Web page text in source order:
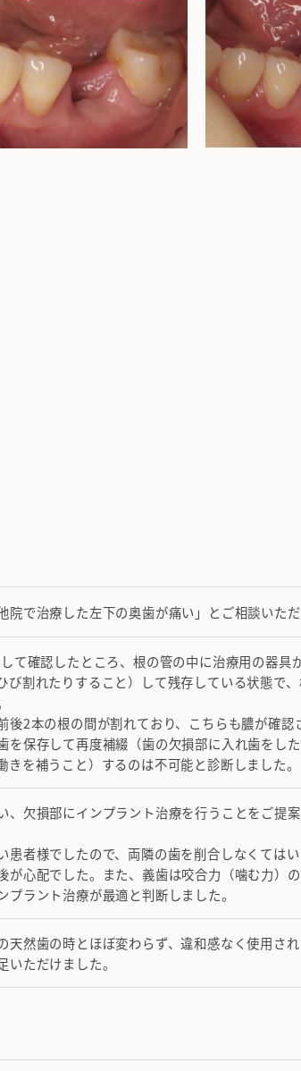
院で治療した左下の奥歯が痛い」とご相談いただ
て確認したところ、根の管の中に治療用の器具
び割れたりすること）して残存している状態で
後2本の根の間が割れており、こちらも膿が確認
を保存して再度補綴（歯の欠損部に入れ歯をし
きを補うこと）するのは不可能と診断しました。
、欠損部にインプラント治療を行うことをご提案
患者様でしたので、両隣の歯を削合しなくては
が心配でした。また、義歯は咬合力（噛む力）
プラント治療が最適と判断しました。
天然歯の時とほぼ変わらず、違和感なく使用さ
いただけました。